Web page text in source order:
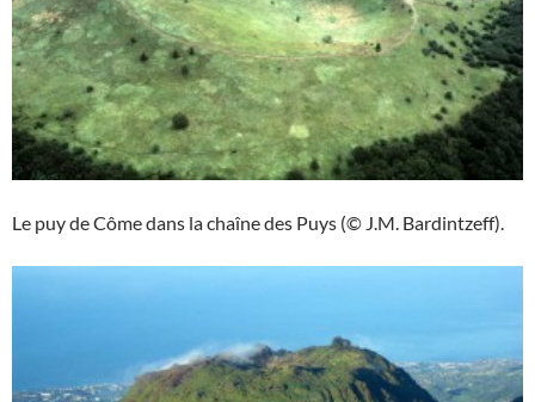
Le puy de Côme dans la chaîne des Puys (© J.M. Bardintzeff).